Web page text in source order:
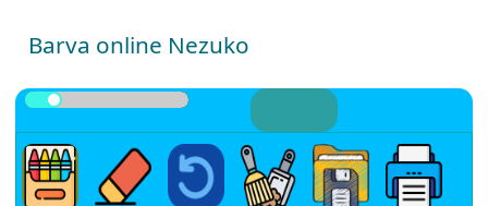
Barva online Nezuko